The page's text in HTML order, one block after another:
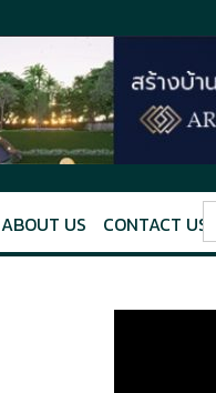
ABOUT US CONTACT US